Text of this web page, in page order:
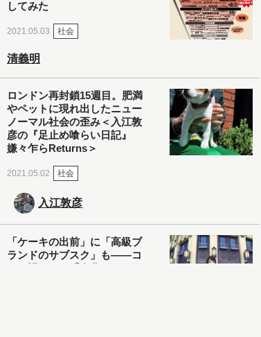
してみた
2021.05.03 社会
清義明
ロンドン再封鎖15週目。肥満
やペットに現れ出したニュー
ノーマル社会の歪み＜入江敦
彦の『足止め喰らい日記』
嫌々乍らReturns＞
2021.05.02 社会
入江敦彦
「ケーキの出前」に「高級ブ
ランドのサブスク」も――コ